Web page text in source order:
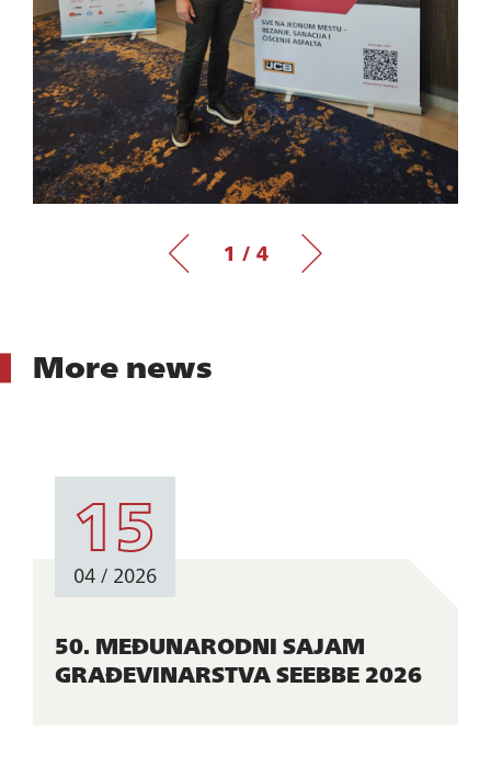
1 / 4
More news
15
04 / 2026
50. MEĐUNARODNI SAJAM
GRAĐEVINARSTVA SEEBBE 2026